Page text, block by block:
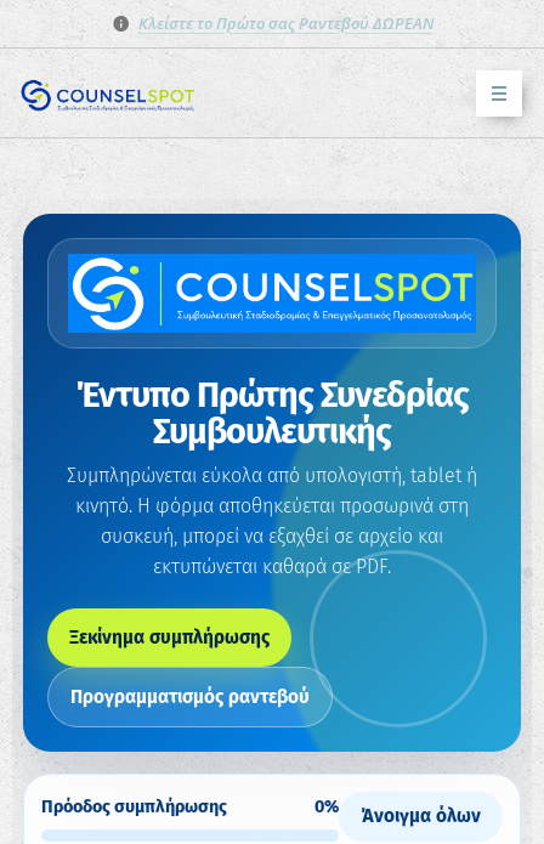
Κλείστε το Πρώτο σας Ραντεβού ΔΩΡΕΑΝ
Έντυπο Πρώτης Συνεδρίας
Συμβουλευτικής
Συμπληρώνεται εύκολα από υπολογιστή, tablet ή
κινητό. Η φόρμα αποθηκεύεται προσωρινά στη
συσκευή, μπορεί να εξαχθεί σε αρχείο και
εκτυπώνεται καθαρά σε PDF.
Ξεκίνημα συμπλήρωσης
Προγραμματισμός ραντεβού
Πρόοδος συμπλήρωσης 0% Άνοιγμα όλων